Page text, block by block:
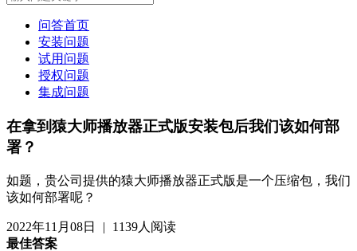
问答首页
安装问题
试用问题
授权问题
集成问题
在拿到猿大师播放器正式版安装包后我们该如何部
署？
如题，贵公司提供的猿大师播放器正式版是一个压缩包，我们
该如何部署呢？
2022年11月08日 |
1139人阅读
最佳答案